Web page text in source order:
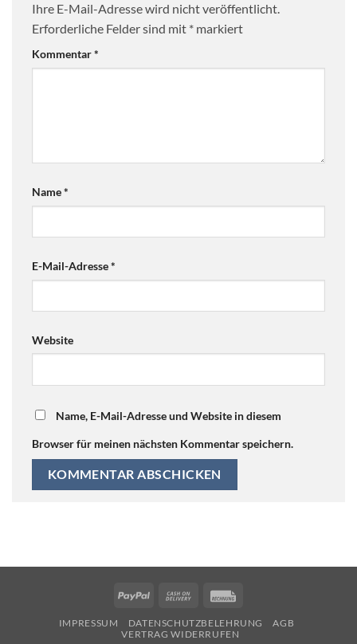
Ihre E-Mail-Adresse wird nicht veröffentlicht.
Erforderliche Felder sind mit * markiert
Kommentar*
Name*
E-Mail-Adresse*
Website
Name, E-Mail-Adresse und Website in diesem
Browser für meinen nächsten Kommentar speichern.
PayPal
Cash
Delivery
IMPRESSUM DATENSCHUTZBELEHRUNG
AGB
VERTRAG WIDERRUFEN